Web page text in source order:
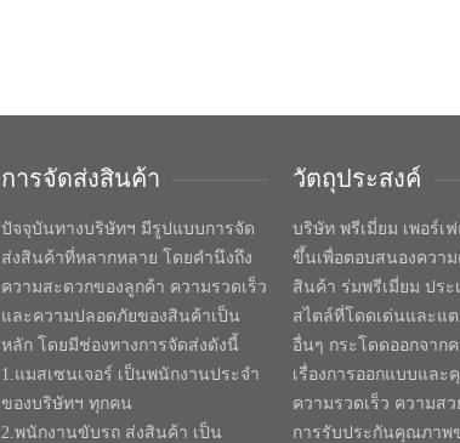
การจัดส่งสินค้า
ปัจจุบันทางบริษัทฯ มีรูปแบบการจัด
ส่งสินค้าที่หลากหลาย โดยคำนึงถึง
ความสะดวกของลูกค้า ความรวดเร็ว
และความปลอดภัยของสินค้าเป็น
หลัก โดยมีช่องทางการจัดส่งดังนี้
1.แมสเซนเจอร์ เป็นพนักงานประจำ
ของบริษัทฯ ทุกคน
2.พนักงานขับรถ ส่งสินค้า เป็น
วัตถุประสงค์
บริษัท พรีเมี่ยม เพอร์เ
ขึ้นเพื่อตอบสนองควา
สินค้า ร่มพรีเมี่ยม ประ
สไตล์ที่โดดเด่นและแ
อื่นๆ กระโดดออกจากค
เรื่องการออกแบบแล
ความรวดเร็ว ความส
การรับประกันคุณภาพ